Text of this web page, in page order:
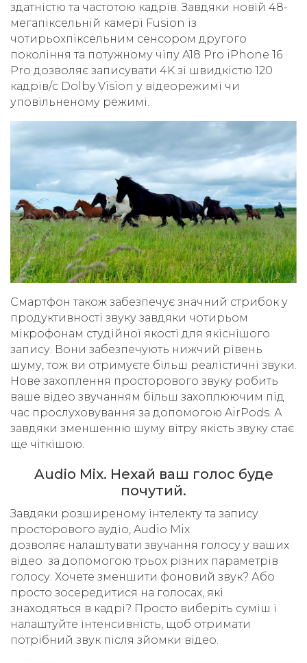
здатністю та частотою кадрів. Завдяки новій 48-
мегапіксельній камері Fusion із
чотирьохпіксельним сенсором другого
покоління та потужному чіпу A18 Pro iPhone 16
Pro дозволяє записувати 4K зі швидкістю 120
кадрів/с Dolby Vision у відеорежимі чи
уповільненому режимі.
Смартфон також забезпечує значний стрибок у
продуктивності звуку завдяки чотирьом
мікрофонам студійної якості для якіснішого
запису. Вони забезпечують нижчий рівень
шуму, тож ви отримуєте більш реалістичні звуки.
Нове захоплення просторового звуку робить
ваше відео звучанням більш захоплюючим під
час прослуховування за допомогою AirPods. А
завдяки зменшенню шуму вітру якість звуку стає
ще чіткішою.
Audio Mix. Нехай ваш голос буде
почутий.
Завдяки розширеному інтелекту та запису
просторового аудіо, Audio Mix
дозволяє налаштувати звучання голосу у ваших
відео за допомогою трьох різних параметрів
голосу. Хочете зменшити фоновий звук? Або
просто зосередитися на голосах, які
знаходяться в кадрі? Просто виберіть суміш і
налаштуйте інтенсивність, щоб отримати
потрібний звук після зйомки відео.